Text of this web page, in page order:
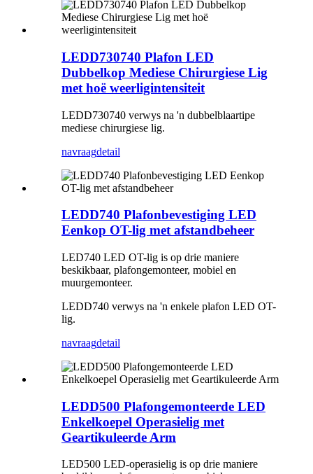
LEDD730740 Plafon LED
Dubbelkop Mediese Chirurgiese Lig
met hoë weerligintensiteit
LEDD730740 verwys na 'n dubbelblaartipe
mediese chirurgiese lig.
navraagdetail
LEDD740 Plafonbevestiging LED
Eenkop OT-lig met afstandbeheer
LED740 LED OT-lig is op drie maniere
beskikbaar, plafongemonteer, mobiel en
muurgemonteer.
LEDD740 verwys na 'n enkele plafon LED OT-
lig.
navraagdetail
LEDD500 Plafongemonteerde LED
Enkelkoepel Operasielig met
Geartikuleerde Arm
LED500 LED-operasielig is op drie maniere